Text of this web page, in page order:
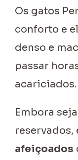
Os gatos
conforto e
denso e
passar
acariciados.
Embora
reservados,
afeiçoados